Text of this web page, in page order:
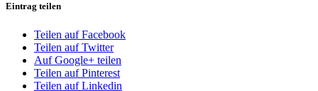
Eintrag teilen
Teilen auf Facebook
Teilen auf Twitter
Auf Google+ teilen
Teilen auf Pinterest
Teilen auf Linkedin